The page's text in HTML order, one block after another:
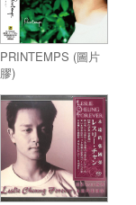
PRINTEMPS (圖片
膠)